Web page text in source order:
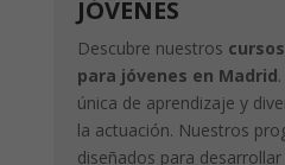
JÓVENES
Descubre nuestros
para jóvenes en Madrid
única de aprendizaje y
la actuación. Nuestros
diseñados para